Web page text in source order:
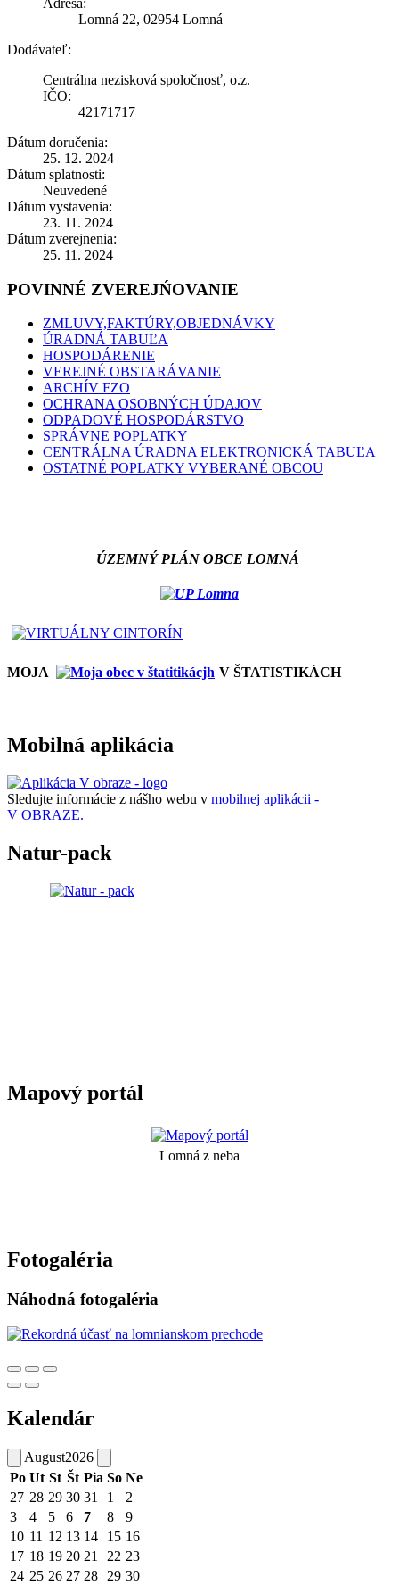
Lomná 22, 02954 Lomná
Dodávateľ:
Centrálna nezisková spoločnosť, o.z.
IČO:
42171717
Dátum doručenia:
25. 12. 2024
Dátum splatnosti:
Neuvedené
Dátum vystavenia:
23. 11. 2024
Dátum zverejnenia:
25. 11. 2024
POVINNÉ ZVEREJŃOVANIE
ZMLUVY,FAKTÚRY,OBJEDNÁVKY
ÚRADNÁ TABUĽA
HOSPODÁRENIE
VEREJNÉ OBSTARÁVANIE
ARCHÍV FZO
OCHRANA OSOBNÝCH ÚDAJOV
ODPADOVÉ HOSPODÁRSTVO
SPRÁVNE POPLATKY
CENTRÁLNA ÚRADNA ELEKTRONICKÁ TABUĽA
OSTATNÉ POPLATKY VYBERANÉ OBCOU
ÚZEMNÝ PLÁN OBCE LOMNÁ
MOJA V ŠTATISTIKÁCH
Mobilná aplikácia
Sledujte informácie z nášho webu v mobilnej aplikácii -
V OBRAZE.
Natur-pack
Mapový portál
Lomná z neba
Fotogaléria
Náhodná fotogaléria
Kalendár
August2026
Po Ut St Št Pia So Ne
27 28 29 30 31 1
2
3
4 5 6 7 8
9
10 11 12 13 14 15 16
17 18 19 20 21 22 23
24 25 26 27 28 29 30